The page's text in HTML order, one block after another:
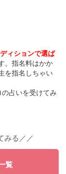
ィションで選ば
。指名料はかか
を指名しちゃい
占いを受けてみ
みる／／
覧